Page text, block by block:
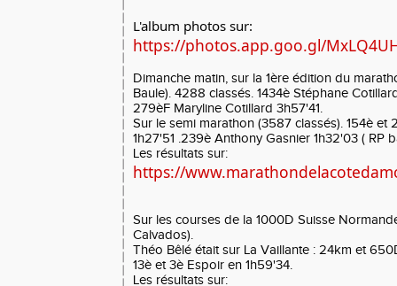
L'album photos sur:
https://photos.app.goo.gl/
Dimanche matin, sur la 1ère édition du
Baule). 4288 classés. 1434è Stéphane
279èF Maryline Cotillard 3h57'41.
Sur le semi marathon (3587 classés). 154è et
1h27'51 .239è Anthony Gasnier 1h32'03 ( RP
Les résultats sur:
https://
Sur les courses de la 1000D Suisse
Calvados).
Théo Bêlé était sur La Vaillante : 24km et
13è et 3è Espoir en 1h59'34.
Les résultats sur: